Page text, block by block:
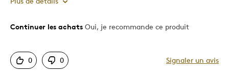
Le pour
Motif attrayant
Continuer les achats Oui, je recommande ce produit
0 0 Signaler un avis